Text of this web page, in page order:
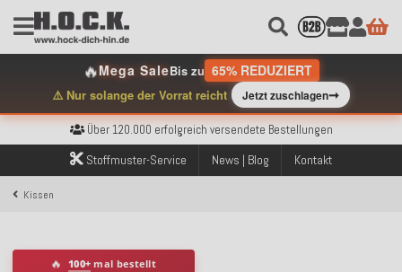
🔥Mega SaleBis zu 65% REDUZIERT
⚠️ Nur solange der Vorrat reicht Jetzt zuschlagen➞
Kostenloser Versand innerhalb Deutschlands ab 99€ Bestellwert
Über 120.000 erfolgreich versendete Bestellungen
Sicher bezahlen mit Klarna, PayPal & Amazon Pay
Kostenloser Versand innerhalb Deutschlands ab 99€ Bestellwert
Über 120.000 erfolgreich versendete Bestellungen
Sicher bezahlen mit Klarna, PayPal & Amazon Pay
Kostenloser Versand innerhalb Deutschlands ab 99€ Bestellwert
Stoffmuster-Service News | Blog Kontakt
Kissen
🔥 100+ mal bestellt